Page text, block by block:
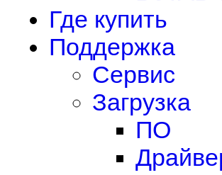
Где купить
Поддержка
Сервис
Загрузка
ПО